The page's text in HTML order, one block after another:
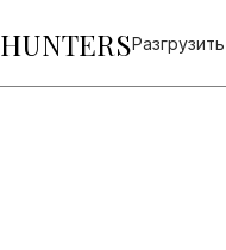
HUNTERS